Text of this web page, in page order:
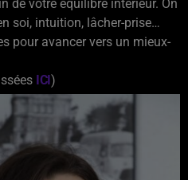
de votre équilibre intérieur. On
soi, intuition, lâcher-prise…
pour avancer vers un mieux-
ICI)